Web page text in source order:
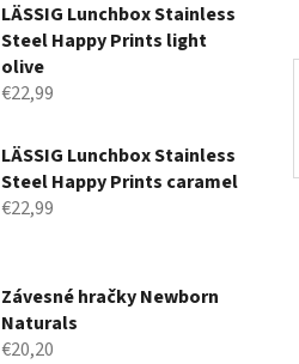
LÄSSIG Lunchbox Stainless
Steel Happy Prints light
olive
€22,99
LÄSSIG Lunchbox Stainless
Steel Happy Prints caramel
€22,99
Závesné hračky Newborn
Naturals
€20,20